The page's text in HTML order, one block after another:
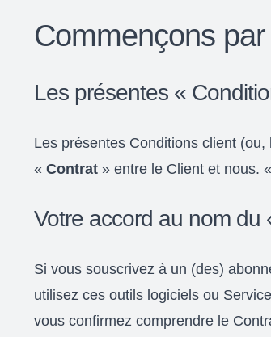
Commençons
Les présentes «
Les présentes Conditions client
« Contrat » entre le Client et nous.
Votre accord au nom du
Si vous souscrivez à un (des)
utilisez ces outils logiciels ou
vous confirmez comprendre le